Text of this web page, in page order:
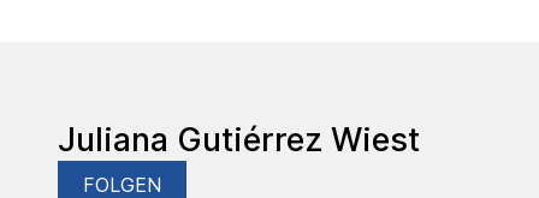
Juliana Gutiérrez Wiest
FOLGEN